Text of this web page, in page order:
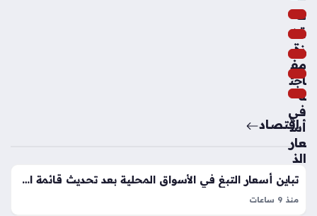
و
س
م
الك
رو
ي
الج
دي
د
منذ
عتي
ت
قف
زة
مف
اجئ
ة
في
أس
عار
الذ
ه
ب
بال
اقتصاد
تباين أسعار التبغ في الأسواق المحلية بعد تحديث قائمة العلامات التجارية المعتمدة
منذ 9 ساعات